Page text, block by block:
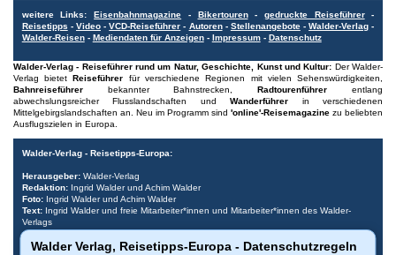
weitere Links:Eisenbahnmagazine - Bikertouren- gedruckte Reiseführer-
Reisetipps - Video -VCD-Reiseführer - Autoren- Stellenangebote-Walder-Verlag -
Walder-Reisen- Mediendaten für Anzeigen- Impressum- Datenschutz
Walder-Verlag - Reiseführer rund um Natur, Geschichte, Kunst und Kultur: Der Walder-
Verlag bietetReiseführer für verschiedene Regionen mit vielen Sehenswürdigkeiten,
Bahnreiseführerbekannter Bahnstrecken,Radtourenführer entlang
abwechslungsreicher Flusslandschaften undWanderführer in verschiedenen
Mittelgebirgslandschaften an. Neu im Programm sind'online'-Reisemagazine zu beliebten
Ausflugszielen in Europa.
Walder-Verlag - Reisetipps-Europa:
Herausgeber:Walder-Verlag
Redaktion: Ingrid Walder und Achim Walder
Foto: Ingrid Walder und Achim Walder
Text: Ingrid Walder und freie Mitarbeiter*innen und Mitarbeiter*innen des Walder-
Verlags
- Fotos und Texte, wenn gekennzeichnet, wurden von Tourismus-Büros
freundlicherweise bereitgestellt.
Walder Verlag, Reisetipps-Europa - Datenschutzregeln